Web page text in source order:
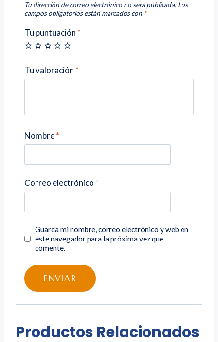
Tu dirección de correo electrónico no será publicada. Los
campos obligatorios están marcados con *
Tu puntuación *
Tu valoración *
Nombre*
Correo electrónico *
Guarda mi nombre, correo electrónico y web en
este navegador para la próxima vez que
comente.
Productos Relacionados